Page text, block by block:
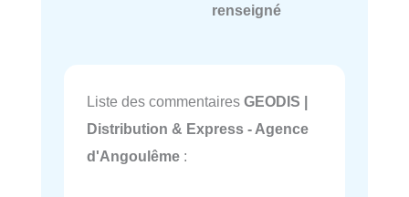
renseigné
Liste des commentaires GEODIS |
Distribution & Express - Agence
d'Angoulême :